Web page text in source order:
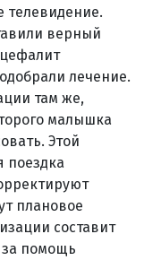
телевидение.
верный
лечение.
там же,
малышка
Этой
поездка
плановое
составит
помощь